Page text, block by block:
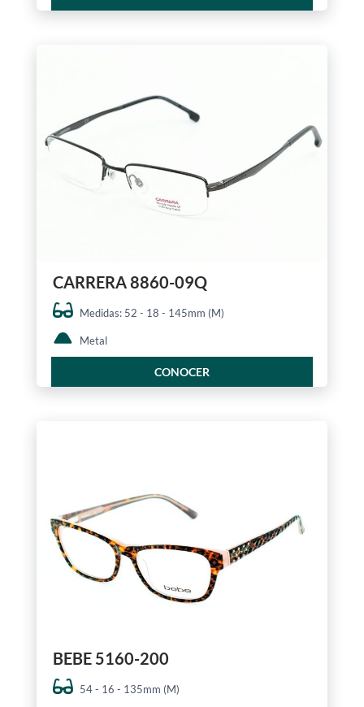
CARRERA 8860-09Q
Medidas: 52 - 18 - 145mm (M)
Metal
CONOCER
BEBE 5160-200
54 - 16 - 135mm (M)